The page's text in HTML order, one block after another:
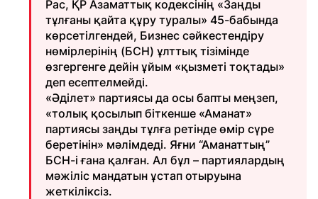
Рас, ҚР Азаматтық кодексінің «Заңды
тұлғаны қайта құру туралы» 45-бабында
көрсетілгендей, Бизнес сәйкестендіру
нөмірлерінің (БСН) ұлттық тізімінде
өзгергенге дейін ұйым «қызметі тоқтады»
деп есептелмейді.
«Әділет» партиясы да осы бапты меңзеп,
«толық қосылып біткенше «Аманат»
партиясы заңды тұлға ретінде өмір сүре
беретінін» мәлімдеді. Яғни “Аманаттың”
БСН-і ғана қалған. Ал бұл – партиялардың
мәжіліс мандатын ұстап отыруына
жеткіліксіз.